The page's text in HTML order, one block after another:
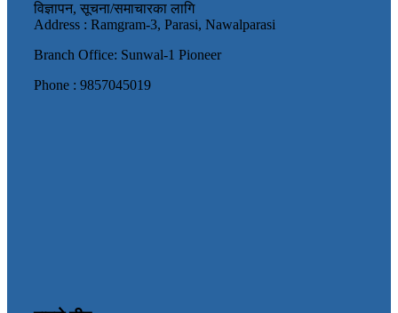
विज्ञापन, सूचना/समाचारका लागि
Address : Ramgram-3, Parasi, Nawalparasi
Branch Office: Sunwal-1 Pioneer
Phone : 9857045019